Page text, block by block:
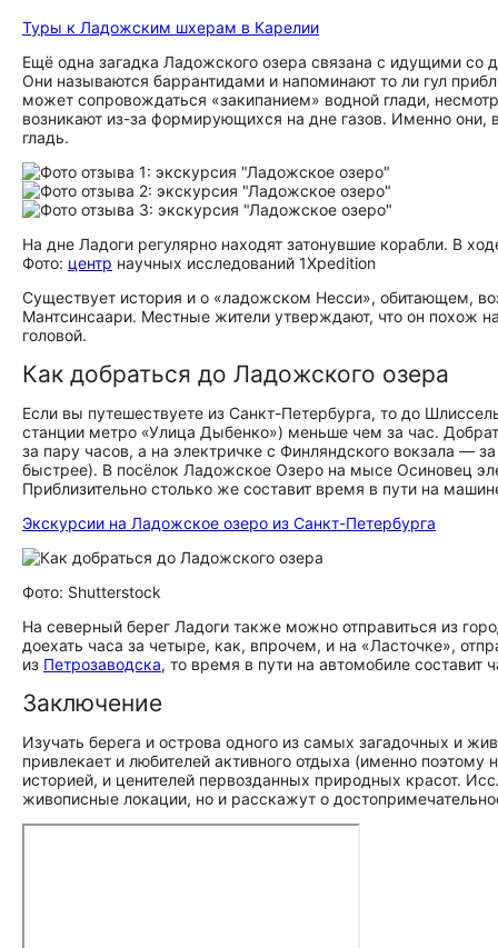
Туры к Ладожским шхерам в Карелии
Ещё одна загадка Ладожского озера связана с идущими
Они называются баррантидами и напоминают то ли гул
может сопровождаться «закипанием» водной глади,
возникают из-за формирующихся на дне газов. Именно
гладь.
На дне Ладоги регулярно находят затонувшие корабли. В
Фото: центр научных исследований 1Xpedition
Существует история и о «ладожском Несси», обитающем,
Мантсинсаари. Местные жители утверждают, что он похож
головой.
Как добраться до Ладожского озера
Если вы путешествуете из Санкт-Петербурга, то до
станции метро «Улица Дыбенко») меньше чем за час.
за пару часов, а на электричке с Финляндского вокзала —
быстрее). В посёлок Ладожское Озеро на мысе Осиновец
Приблизительно столько же составит время в пути на
Экскурсии на Ладожское озеро из Санкт-Петербурга
Фото: Shutterstock
На северный берег Ладоги также можно отправиться из
доехать часа за четыре, как, впрочем, и на «Ласточке»,
из Петрозаводска, то время в пути на автомобиле составит
Заключение
Изучать берега и острова одного из самых загадочных и
привлекает и любителей активного отдыха (именно
историей, и ценителей первозданных природных красот.
живописные локации, но и расскажут о